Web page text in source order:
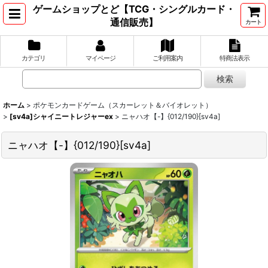
ゲームショップとど【TCG・シングルカード・
通信販売】
カート
カテゴリ マイページ ご利用案内 特商法表示
ホーム > ポケモンカードゲーム（スカーレット＆バイオレット）
> [sv4a]シャイニートレジャーex > ニャハオ【-】{012/190}[sv4a]
ニャハオ【-】{012/190}[sv4a]